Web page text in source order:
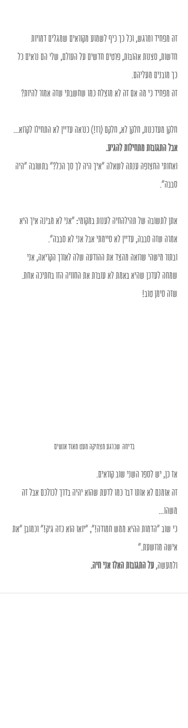
זה מפחיד ומרגש, וכל כך כיף לשמוע מקוראים שמגלים דמויות
חדשות, סצנות אהובות, פרטים חדשים על העולם, שלי הם נראים כל
כך מובנים מעליהם.
זה מפחיד כי מה אם זה לא מוצלח כמו שחשבתי שזה אמור להיות?
חלקן מעדכנות, חלקן לא, חלקם (רז!) כנראה עדיין לא התחילו לקרוא...
אבל התגובות מתחילות להגיע.
ואחותי החצופה ענתה לשאלה "איך היה לך סך הכל?" בתשובה "היה
סבבה".
אתן לתשובה של תהילהחיה לענות במקומי: "אני לא מבינה איך היא
אמרה שזה סבבה, עדיין לא סיימתי אבל אני לא סבבה".
ובתור מישהי שרואה מהצד את ההודעה שלה לאורך הקריאה, אני
שמחה לעדכן שהיא באמת לא עוברת את החוויה הזו בחתיכה אחת.
שזה סימן טוב!
בדיחה  שכרגע מצחיקה מעט מאוד אנשים
אז כן, יש לספר השני שוב קוראים.
זה אומנם לא אותו דבר כמו לדעת שהוא יהיה בדרך לכולכם אבל זה
משהו...
כי שוב "הדמות ההיא ממש חמודה!", "יואו הוא כזה גיק!" וכמובן "את
אישה מרושעת."
ולמעשה, על התגובות האלו אני חיה.